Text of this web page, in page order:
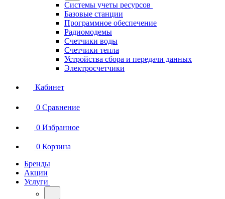
Системы учеты ресурсов
Базовые станции
Программное обеспечение
Радиомодемы
Счетчики воды
Счетчики тепла
Устройства сбора и передачи данных
Электросчетчики
Кабинет
0 Сравнение
0 Избранное
0 Корзина
Бренды
Акции
Услуги